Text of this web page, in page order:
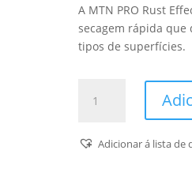
A MTN PRO Rust
secagem rápida que
tipos de superfícies.
-
Adicionar á lista de